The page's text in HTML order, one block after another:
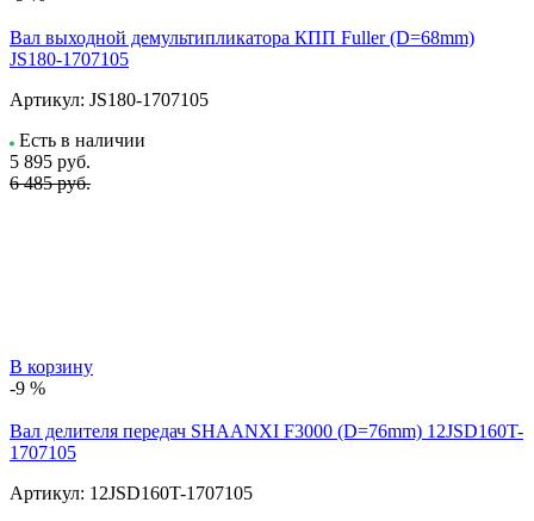
Вал выходной демультипликатора КПП Fuller (D=68mm)
JS180-1707105
Артикул: JS180-1707105
Есть в наличии
5 895 руб.
6 485 руб.
В корзину
-9 %
Вал делителя передач SHAANXI F3000 (D=76mm) 12JSD160T-
1707105
Артикул: 12JSD160T-1707105